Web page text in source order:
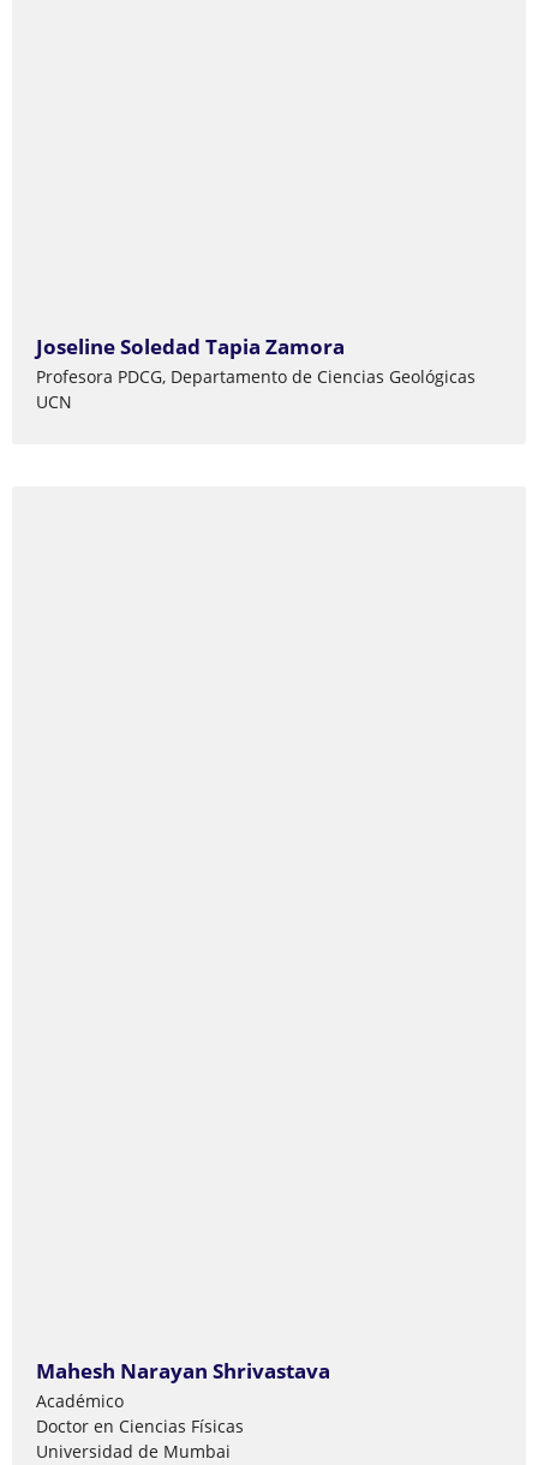
Joseline Soledad Tapia Zamora
Profesora PDCG, Departamento de Ciencias Geológicas
UCN
Mahesh Narayan Shrivastava
Académico
Doctor en Ciencias Físicas
Universidad de Mumbai